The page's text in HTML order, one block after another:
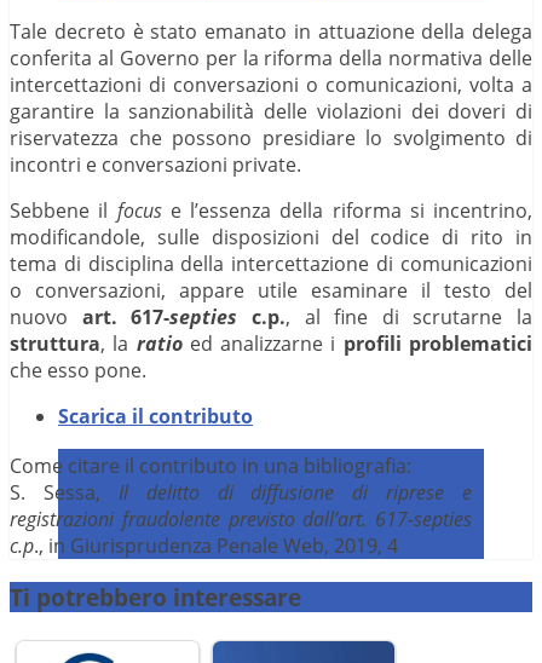
Tale decreto è stato emanato in attuazione della delega
conferita al Governo per la riforma della normativa delle
intercettazioni di conversazioni o comunicazioni, volta a
garantire la sanzionabilità delle violazioni dei doveri di
riservatezza che possono presidiare lo svolgimento di
incontri e conversazioni private.
Sebbene il focuse l’essenza della riforma si incentrino,
modificandole, sulle disposizioni del codice di rito in
tema di disciplina della intercettazione di comunicazioni
o conversazioni, appare utile esaminare il testo del
nuovo art. 617-septies c.p., al fine di scrutarne la
struttura, la ratioed analizzarne i profili problematici
che esso pone.
Scarica il contributo
Come citare il contributo in una bibliografia:
S. Sessa, Il delitto di diffusione di riprese e
registrazioni fraudolente previsto dall’art. 617-septies
c.p., in Giurisprudenza Penale Web, 2019, 4
Ti potrebbero interessare